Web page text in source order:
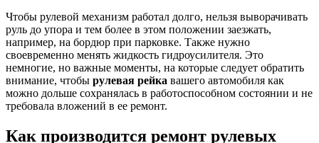
Чтобы рулевой механизм работал долго, нельзя выворачивать
руль до упора и тем более в этом положении заезжать,
например, на бордюр при парковке. Также нужно
своевременно менять жидкость гидроусилителя. Это
немногие, но важные моменты, на которые следует обратить
внимание, чтобы рулевая рейка вашего автомобиля как
можно дольше сохранялась в работоспособном состоянии и не
требовала вложений в ее ремонт.
Как производится ремонт рулевых